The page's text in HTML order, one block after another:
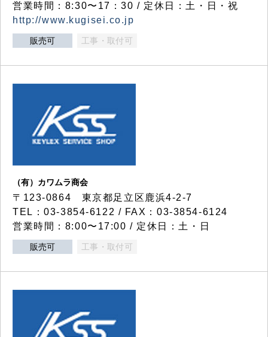
営業時間：8:30〜17：30 / 定休日：土・日・祝
http://www.kugisei.co.jp
販売可 工事・取付可
（有）カワムラ商会
〒123-0864 東京都足立区鹿浜4-2-7
TEL：03-3854-6122 / FAX：03-3854-6124
営業時間：8:00〜17:00 / 定休日：土・日
販売可 工事・取付可